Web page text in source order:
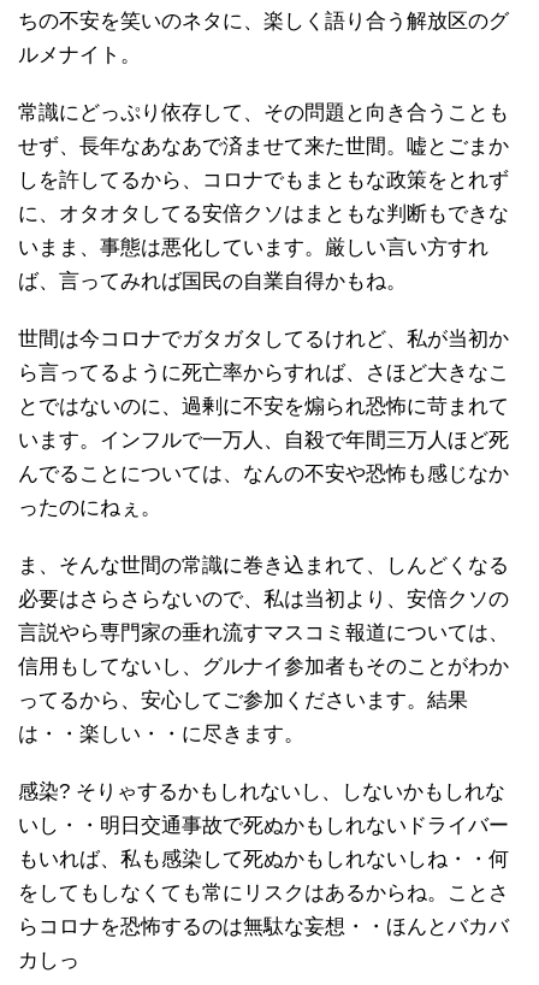
ちの不安を笑いのネタに、楽しく語り合う解放区のグ
ルメナイト。
常識にどっぷり依存して、その問題と向き合うことも
せず、長年なあなあで済ませて来た世間。嘘とごまか
しを許してるから、コロナでもまともな政策をとれず
に、オタオタしてる安倍クソはまともな判断もできな
いまま、事態は悪化しています。厳しい言い方すれ
ば、言ってみれば国民の自業自得かもね。
世間は今コロナでガタガタしてるけれど、私が当初か
ら言ってるように死亡率からすれば、さほど大きなこ
とではないのに、過剰に不安を煽られ恐怖に苛まれて
います。インフルで一万人、自殺で年間三万人ほど死
んでることについては、なんの不安や恐怖も感じなか
ったのにねぇ。
ま、そんな世間の常識に巻き込まれて、しんどくなる
必要はさらさらないので、私は当初より、安倍クソの
言説やら専門家の垂れ流すマスコミ報道については、
信用もしてないし、グルナイ参加者もそのことがわか
ってるから、安心してご参加くださいます。結果
は・・楽しい・・に尽きます。
感染? そりゃするかもしれないし、しないかもしれな
いし・・明日交通事故で死ぬかもしれないドライバー
もいれば、私も感染して死ぬかもしれないしね・・何
をしてもしなくても常にリスクはあるからね。ことさ
らコロナを恐怖するのは無駄な妄想・・ほんとバカバ
カしっ